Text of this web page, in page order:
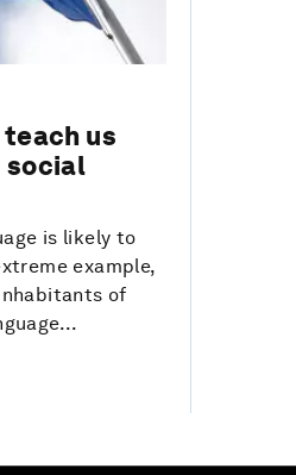
us
social
is likely to
example,
of